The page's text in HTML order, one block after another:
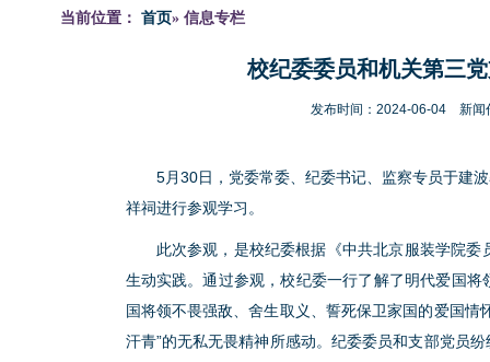
当前位置： 首页» 信息专栏
校纪委委员和机关第三
发布时间：2024-06-04 新
5月30日，党委常委、纪委书记、监察专员于建
祥祠进行参观学习。
此次参观，是校纪委根据《中共北京服装学院
生动实践。通过参观，校纪委一行了解了明代爱国
国将领不畏强敌、舍生取义、誓死保卫家国的爱国
汗青”的无私无畏精神所感动。纪委委员和支部党员